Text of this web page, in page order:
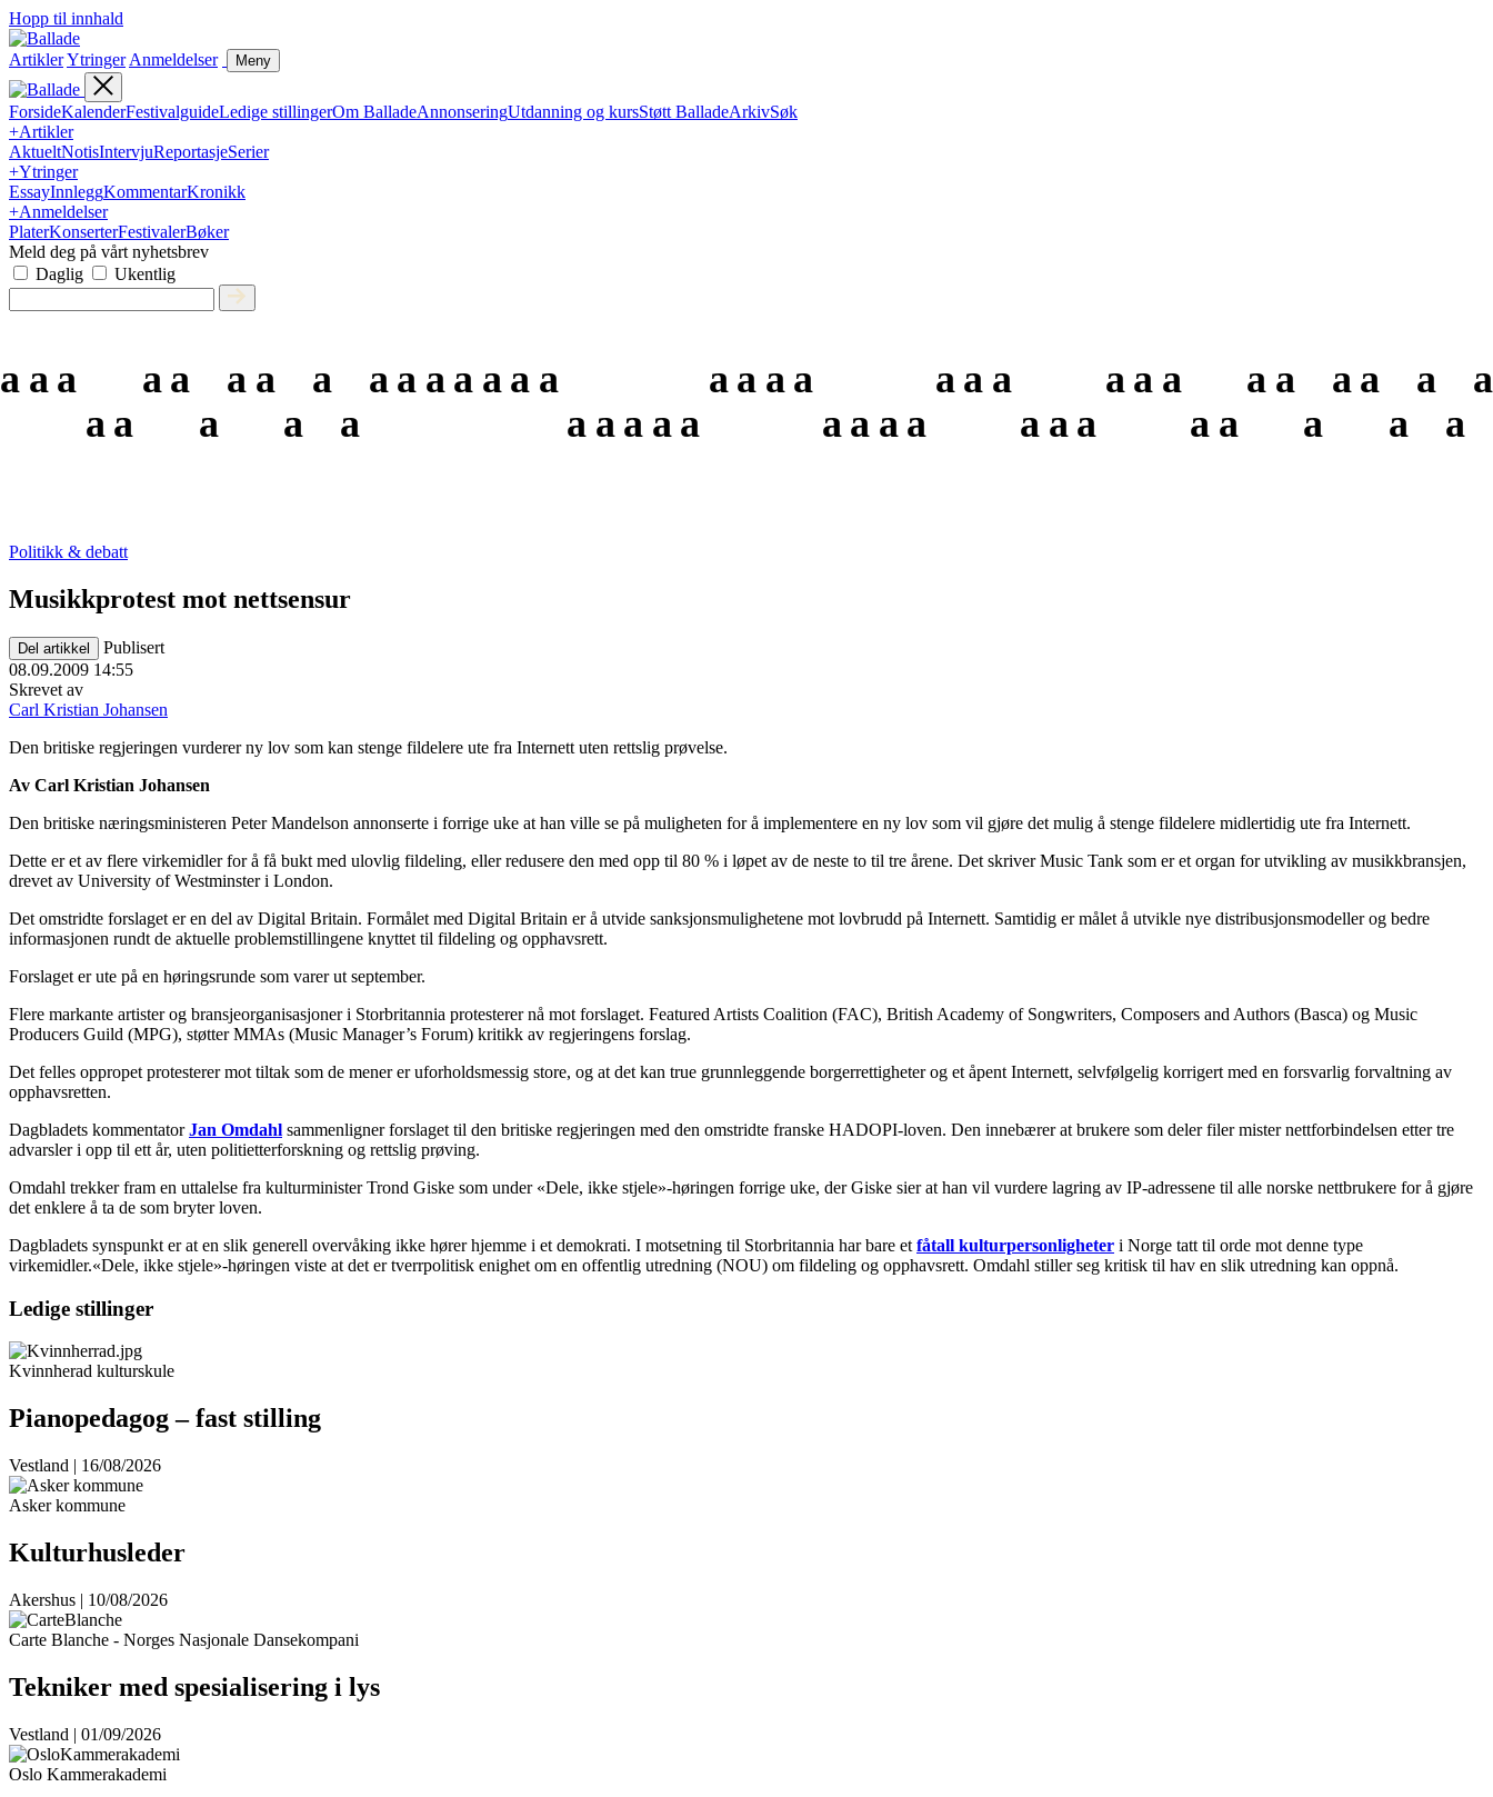
Hopp til innhald
ArtiklerYtringer Anmeldelser Meny
ForsideKalenderFestivalguideLedige stillingerOm BalladeAnnonseringUtdanning og kursStøtt BalladeArkivSøk
+Artikler
AktueltNotisIntervjuReportasjeSerier
+Ytringer
EssayInnleggKommentarKronikk
+Anmeldelser
PlaterKonserterFestivalerBøker
Meld deg på vårt nyhetsbrev
Daglig
Ukentlig
Politikk & debatt
Musikkprotest mot nettsensur
Del artikkel
Publisert
08.09.2009 14:55
Skrevet av
Carl Kristian Johansen
Den britiske regjeringen vurderer ny lov som kan stenge fildelere ute fra Internett uten rettslig prøvelse.
Av Carl Kristian Johansen
Den britiske næringsministeren Peter Mandelson annonserte i forrige uke at han ville se på muligheten for å implementere en ny lov som vil gjøre det mulig å stenge fildelere midlertidig ute fra Internett.
Dette er et av flere virkemidler for å få bukt med ulovlig fildeling, eller redusere den med opp til 80 % i løpet av de neste to til tre årene. Det skriver Music Tank som er et organ for utvikling av musikkbransjen,
drevet av University of Westminster i London.
Det omstridte forslaget er en del av Digital Britain. Formålet med Digital Britain er å utvide sanksjonsmulighetene mot lovbrudd på Internett. Samtidig er målet å utvikle nye distribusjonsmodeller og bedre
informasjonen rundt de aktuelle problemstillingene knyttet til fildeling og opphavsrett.
Forslaget er ute på en høringsrunde som varer ut september.
Flere markante artister og bransjeorganisasjoner i Storbritannia protesterer nå mot forslaget. Featured Artists Coalition (FAC), British Academy of Songwriters, Composers and Authors (Basca) og Music
Producers Guild (MPG), støtter MMAs (Music Manager’s Forum) kritikk av regjeringens forslag.
Det felles oppropet protesterer mot tiltak som de mener er uforholdsmessig store, og at det kan true grunnleggende borgerrettigheter og et åpent Internett, selvfølgelig korrigert med en forsvarlig forvaltning av
opphavsretten.
Dagbladets kommentatorJan Omdahl sammenligner forslaget til den britiske regjeringen med den omstridte franske HADOPI-loven. Den innebærer at brukere som deler filer mister nettforbindelsen etter tre
advarsler i opp til ett år, uten politietterforskning og rettslig prøving.
Omdahl trekker fram en uttalelse fra kulturminister Trond Giske som under «Dele, ikke stjele»-høringen forrige uke, der Giske sier at han vil vurdere lagring av IP-adressene til alle norske nettbrukere for å gjøre
det enklere å ta de som bryter loven.
Dagbladets synspunkt er at en slik generell overvåking ikke hører hjemme i et demokrati. I motsetning til Storbritannia har bare et fåtall kulturpersonligheter i Norge tatt til orde mot denne type
virkemidler.«Dele, ikke stjele»-høringen viste at det er tverrpolitisk enighet om en offentlig utredning (NOU) om fildeling og opphavsrett. Omdahl stiller seg kritisk til hav en slik utredning kan oppnå.
Ledige stillinger
Kvinnherad kulturskule
Pianopedagog – fast stilling
Vestland | 16/08/2026
Asker kommune
Kulturhusleder
Akershus | 10/08/2026
Carte Blanche - Norges Nasjonale Dansekompani
Tekniker med spesialisering i lys
Vestland | 01/09/2026
Oslo Kammerakademi